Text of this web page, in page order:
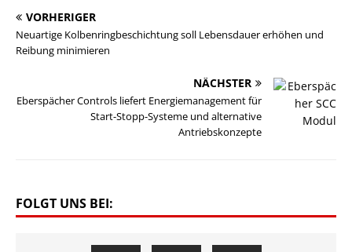
VORHERIGER
Neuartige Kolbenringbeschichtung soll Lebensdauer erhöhen und
Reibung minimieren
NÄCHSTER
Eberspächer Controls liefert Energiemanagement für
Start-Stopp-Systeme und alternative
Antriebskonzepte
FOLGT UNS BEI: